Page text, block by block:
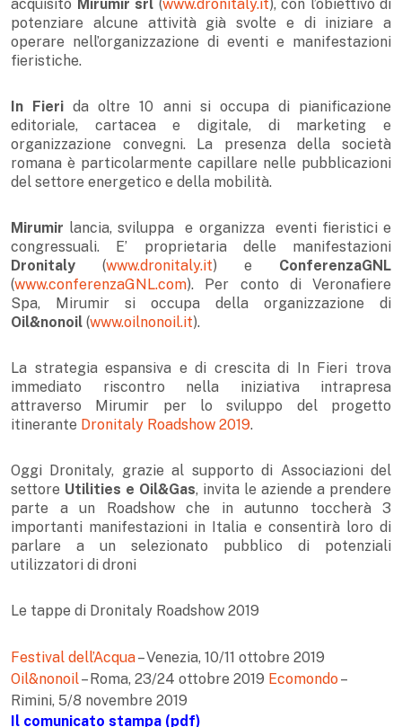
acquisito Mirumir srl (www.dronitaly.it), con l’obiettivo di
potenziare alcune attività già svolte e di iniziare a
operare nell’organizzazione di eventi e manifestazioni
fieristiche.
In Fieri da oltre 10 anni si occupa di pianificazione
editoriale, cartacea e digitale, di marketing e
organizzazione convegni. La presenza della società
romana è particolarmente capillare nelle pubblicazioni
del settore energetico e della mobilità.
Mirumir lancia, sviluppa e organizza eventi fieristici e
congressuali. E’ proprietaria delle manifestazioni
Dronitaly (www.dronitaly.it) e ConferenzaGNL
(www.conferenzaGNL.com). Per conto di Veronafiere
Spa, Mirumir si occupa della organizzazione di
Oil&nonoil (www.oilnonoil.it).
La strategia espansiva e di crescita di In Fieri trova
immediato riscontro nella iniziativa intrapresa
attraverso Mirumir per lo sviluppo del progetto
itinerante Dronitaly Roadshow 2019.
Oggi Dronitaly, grazie al supporto di Associazioni del
settore Utilities e Oil&Gas, invita le aziende a prendere
parte a un Roadshow che in autunno toccherà 3
importanti manifestazioni in Italia e consentirà loro di
parlare a un selezionato pubblico di potenziali
utilizzatori di droni
Le tappe di Dronitaly Roadshow 2019
Festival dell’Acqua– Venezia, 10/11 ottobre 2019
Oil&nonoil– Roma, 23/24 ottobre 2019 Ecomondo–
Rimini, 5/8 novembre 2019
Il comunicato stampa (pdf)